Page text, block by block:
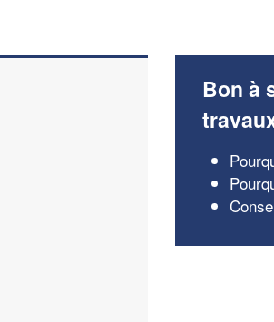
Bon à